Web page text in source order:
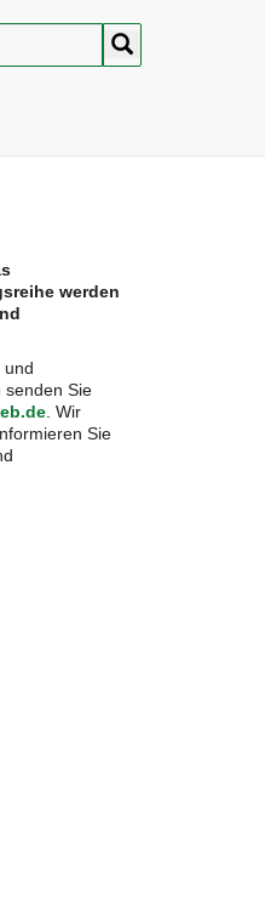
werden
und
senden Sie
. Wir
Sie